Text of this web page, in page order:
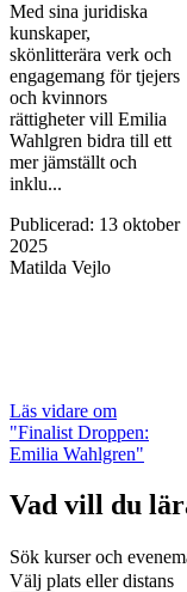
Med sina juridiska
kunskaper,
skönlitterära verk och
engagemang för tjejers
och kvinnors
rättigheter vill Emilia
Wahlgren bidra till ett
mer jämställt och
inklu...
Publicerad: 13 oktober
2025
Matilda Vejlo
Läs vidare om
"Finalist Droppen:
Emilia Wahlgren"
Vad vill du
Sök kurser och
Välj plats eller distans